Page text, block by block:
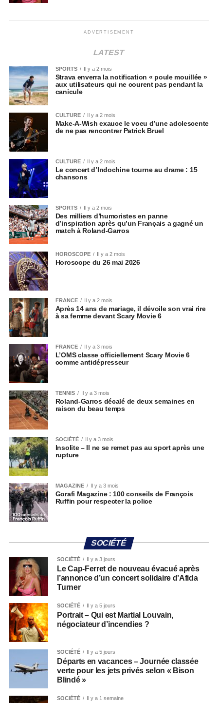
ADVERTISEMENT
LATEST
SPORTS Il y a 2 mois
Strava enverra la notification « poule mouillée »
aux utilisateurs qui ne courent pas pendant la
canicule
CULTURE Il y a 2 mois
Make-A-Wish exauce le voeu d’une adolescente
de ne pas rencontrer Patrick Bruel
CULTURE Il y a 2 mois
Le concert d’Indochine tourne au drame : 15
chansons
SPORTS Il y a 2 mois
Des milliers d’humoristes en panne
d’inspiration après qu’un Français a gagné un
match à Roland-Garros
HOROSCOPE Il y a 2 mois
Horoscope du 26 mai 2026
FRANCE Il y a 2 mois
Après 14 ans de mariage, il dévoile son vrai rire
à sa femme devant Scary Movie 6
FRANCE Il y a 3 mois
L’OMS classe officiellement Scary Movie 6
comme antidépresseur
TENNIS Il y a 3 mois
Roland-Garros décalé de deux semaines en
raison du beau temps
SOCIÉTÉ Il y a 3 mois
Insolite – Il ne se remet pas au sport après une
rupture
MAGAZINE Il y a 3 mois
Gorafi Magazine : 100 conseils de François
Ruffin pour respecter la police
SOCIÉTÉ
SOCIÉTÉ Il y a 3 jours
Le Cap-Ferret de nouveau évacué après
l’annonce d’un concert solidaire d’Afida
Turner
SOCIÉTÉ Il y a 5 jours
Portrait – Qui est Martial Louvain,
négociateur d’incendies ?
SOCIÉTÉ Il y a 5 jours
Départs en vacances – Journée classée
verte pour les jets privés selon « Bison
Blindé »
SOCIÉTÉ Il y a 1 semaine